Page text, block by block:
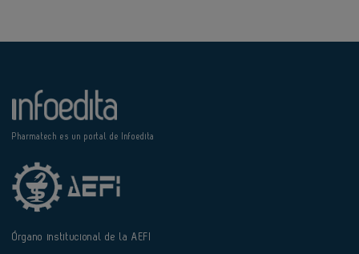
Pharmatech es un portal de Infoedita
Órgano institucional de la AEFI